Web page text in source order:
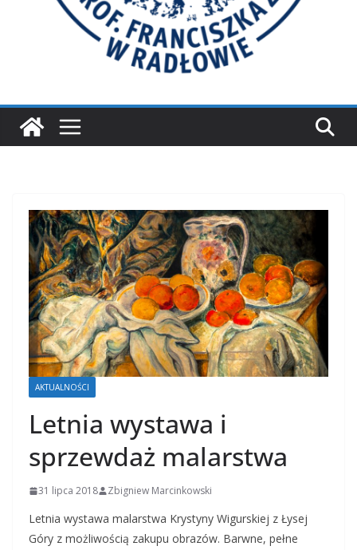
AKTUALNOŚCI
Letnia wystawa i
sprzewdaż malarstwa
31 lipca 2018 Zbigniew Marcinkowski
Letnia wystawa malarstwa Krystyny Wigurskiej z Łysej
Góry z możliwością zakupu obrazów. Barwne, pełne